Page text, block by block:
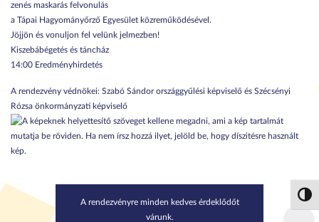
zenés maskarás felvonulás
a Tápai Hagyományőrző Egyesület közreműködésével.
Jöjjön és vonuljon fel velünk jelmezben!
Kiszebábégetés és táncház
14:00 Eredményhirdetés
A rendezvény védnökei: Szabó Sándor országgyűlési képviselő és Szécsényi
Rózsa önkormányzati képviselő
A rendezvényre minden kedves érdeklődőt
várunk.